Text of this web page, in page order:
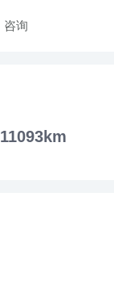
咨询
11093km